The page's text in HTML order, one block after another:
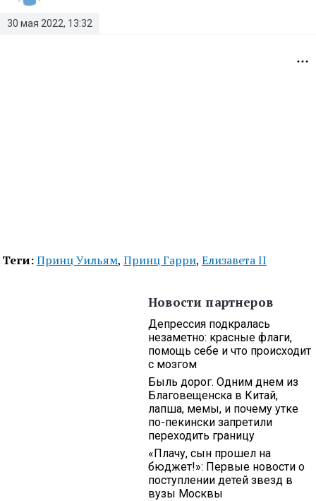
30 мая 2022, 13:32
Теги:Принц Уильям, Принц Гарри, Елизавета II
Новости партнеров
Депрессия подкралась
незаметно: красные флаги,
помощь себе и что происходит
с мозгом
Быль дорог. Одним днем из
Благовещенска в Китай,
лапша, мемы, и почему утке
по-пекински запретили
переходить границу
«Плачу, сын прошел на
бюджет!»: Первые новости о
поступлении детей звезд в
вузы Москвы